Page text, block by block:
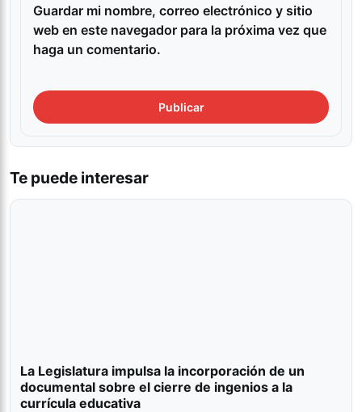
Guardar mi nombre, correo electrónico y sitio
web en este navegador para la próxima vez que
haga un comentario.
Te puede interesar
La Legislatura impulsa la incorporación de un
documental sobre el cierre de ingenios a la
currícula educativa